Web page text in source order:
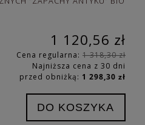
1 120,56 zł
Cena regularna: 1 318,30 zł
Najniższa cena z 30 dni
przed obniżką: 1 298,30 zł
DO KOSZYKA